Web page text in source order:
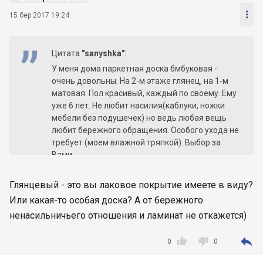
15 бер 2017 19:24 
Цитата "sanyshka":
У меня дома паркетная доска бмбуковая -
очень довольны. На 2-м этаже глянец, на 1-м
матовая. Пол красивый, каждый по своему. Ему
уже 6 лет. Не любит насилия(каблуки, ножки
мебели без подушечек) но ведь любая вещь
любит бережного обращения. Особого ухода не
требует (моем влажной тряпкой). Выбор за
Вами
Глянцевый - это вы лаковое покрытие имеете в виду?
Или какая-то особая доска? А от бережного
ненасильничьего отношения и ламинат не откажется)

0  0 